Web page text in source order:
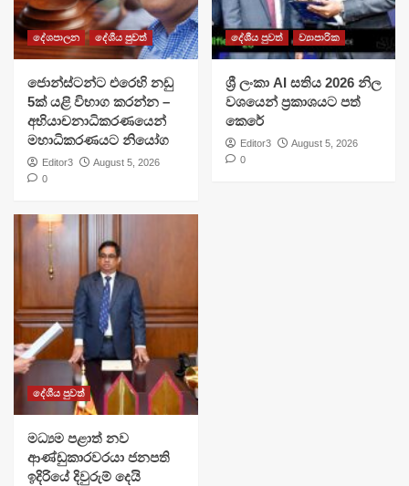
දේශපාලන දේශීය පුවත්
ජොන්ස්ටන්ට එරෙහි නඩු
5ක් යළි විභාග කරන්න –
අභියාචනාධිකරණයෙන්
මහාධිකරණයට නියෝග
Editor3
August 5, 2026
0
දේශීය පුවත් ව්‍යාපාරික
ශ්‍රී ලංකා AI සතිය 2026 නිල
වශයෙන් ප්‍රකාශයට පත්
කෙරේ
Editor3
August 5, 2026
0
දේශීය පුවත්
මධ්‍යම පළාත් නව
ආණ්ඩුකාරවරයා ජනපති
ඉදිරියේ දිවුරුම් දෙයි